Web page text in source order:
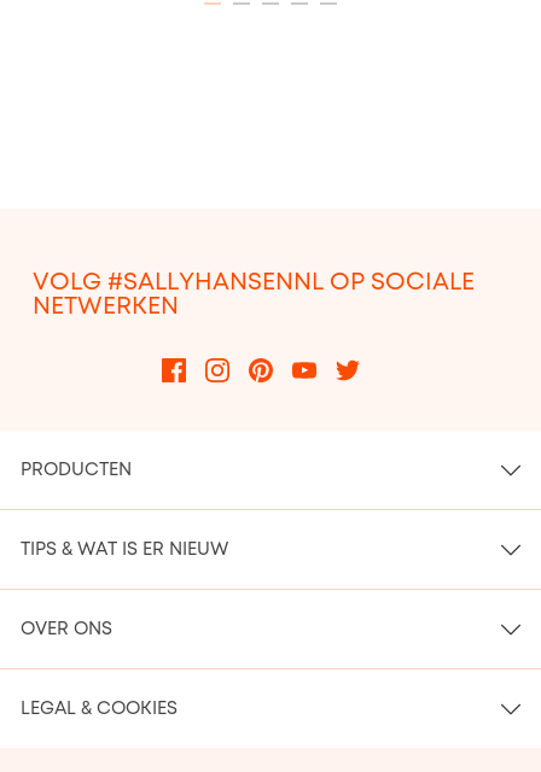
VOLG #SALLYHANSENNL OP SOCIALE
NETWERKEN
PRODUCTEN
TIPS & WAT IS ER NIEUW
OVER ONS
LEGAL & COOKIES